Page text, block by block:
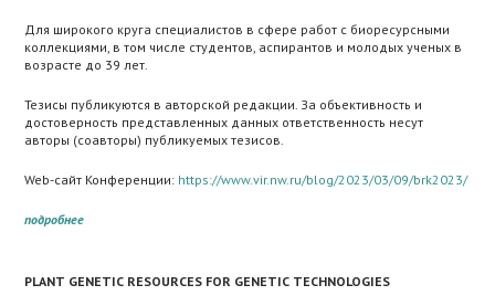
Для широкого круга специалистов в сфере работ с биоресурсными
коллекциями, в том числе студентов, аспирантов и молодых ученых в
возрасте до 39 лет.
Тезисы публикуются в авторской редакции. За объективность и
достоверность представленных данных ответственность несут
авторы (соавторы) публикуемых тезисов.
Web-сайт Конференции: https://www.vir.nw.ru/blog/2023/03/09/brk2023/
подробнее
PLANT GENETIC RESOURCES FOR GENETIC TECHNOLOGIES